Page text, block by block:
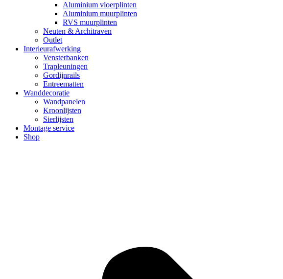
Aluminium vloerplinten
Aluminium muurplinten
RVS muurplinten
Neuten & Architraven
Outlet
Interieurafwerking
Vensterbanken
Trapleuningen
Gordijnrails
Entreematten
Wanddecoratie
Wandpanelen
Kroonlijsten
Sierlijsten
Montage service
Shop